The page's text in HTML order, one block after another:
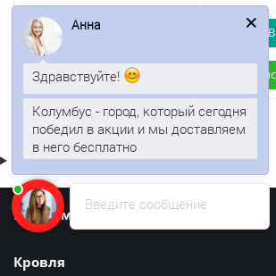
В корзину
Быстрый заказ
Информация
Кровля
Введите сообщение
Анна
Здравствуйте!
Колумбус - город, который сегодня
победил в акции и мы доставляем
в него бесплатно